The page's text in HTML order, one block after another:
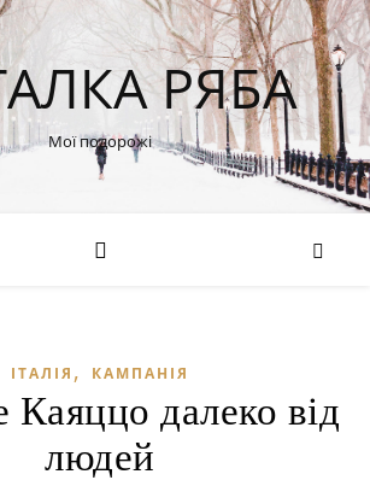
РЯБА
Мої подорожі
ІТАЛІЯ , КАМПАНІЯ
Каяццо далеко від
людей